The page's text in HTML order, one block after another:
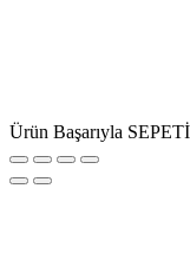
Ürün Başarıyla